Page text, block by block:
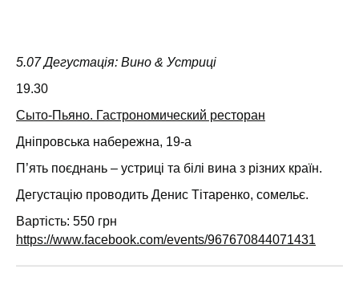
5.07 Дегустація: Вино & Устриці
19.30
Сыто-Пьяно. Гастрономический ресторан
Дніпровська набережна, 19-а
П’ять поєднань – устриці та білі вина з різних країн.
Дегустацію проводить Денис Тітаренко, сомельє.
Вартість: 550 грн
https://www.facebook.com/events/967670844071431